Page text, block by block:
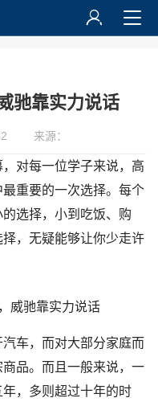
驰靠实力说话
来源：
对每一位学子来说，高
重要的一次选择。每个
选择，小到吃饭、购
，无疑能够让你少走许
车，而对大部分家庭而
品。而且一般来说，一
，多则超过十年的时